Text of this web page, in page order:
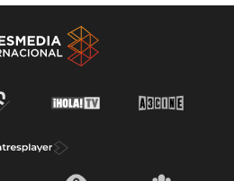
El Hormiguero
Pasapalabra